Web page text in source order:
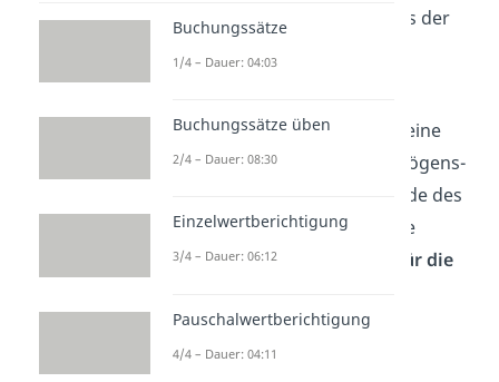
die Buchhaltung
. Sie wird aus der
Merke:DieSchlussbilanz
ist eine
Momentaufnahme
der Vermögens-
und Schuldenstruktur am Ende des
Geschäftsjahres, während die
Eröffnungsbilanz
Basis für die
Geschäftsjahres bildet.
Buchungssätze
1/4 – Dauer: 04:03
Buchungssätze üben
2/4 – Dauer: 08:30
Einzelwertberichtigung
3/4 – Dauer: 06:12
Pauschalwertberichtigung
4/4 – Dauer: 04:11